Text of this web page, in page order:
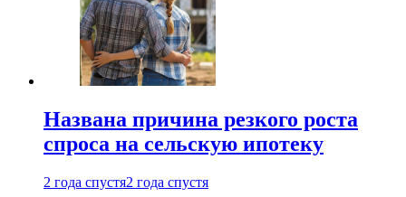
Названа причина резкого роста
спроса на сельскую ипотеку
2 года спустя2 года спустя